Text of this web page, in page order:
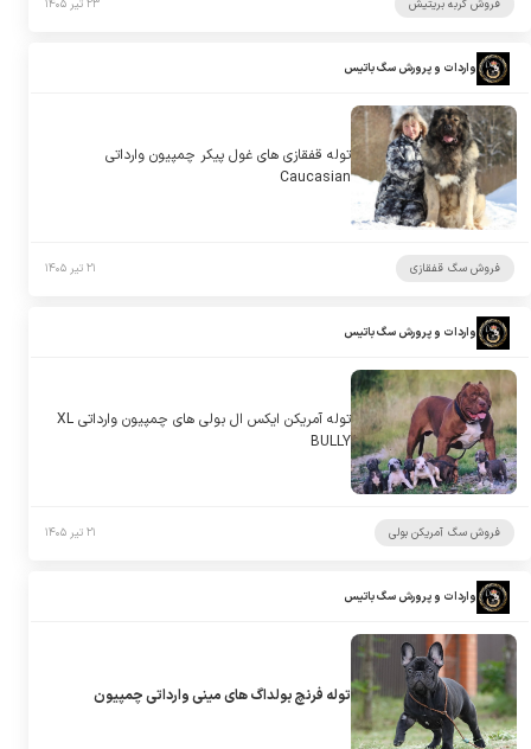
فروش گربه بریتیش ۲۳ تیر ۱۴۰۵
واردات و پرورش سگ باتیس
توله قفقازی های غول پیکر چمپیون وارداتی
Caucasian
فروش سگ قفقازی ۲۱ تیر ۱۴۰۵
واردات و پرورش سگ باتیس
توله آمریکن ایکس ال بولی های چمپیون وارداتی XL
BULLY
فروش سگ آمریکن بولی ۲۱ تیر ۱۴۰۵
واردات و پرورش سگ باتیس
توله فرنچ بولداگ های مینی وارداتی چمپیون